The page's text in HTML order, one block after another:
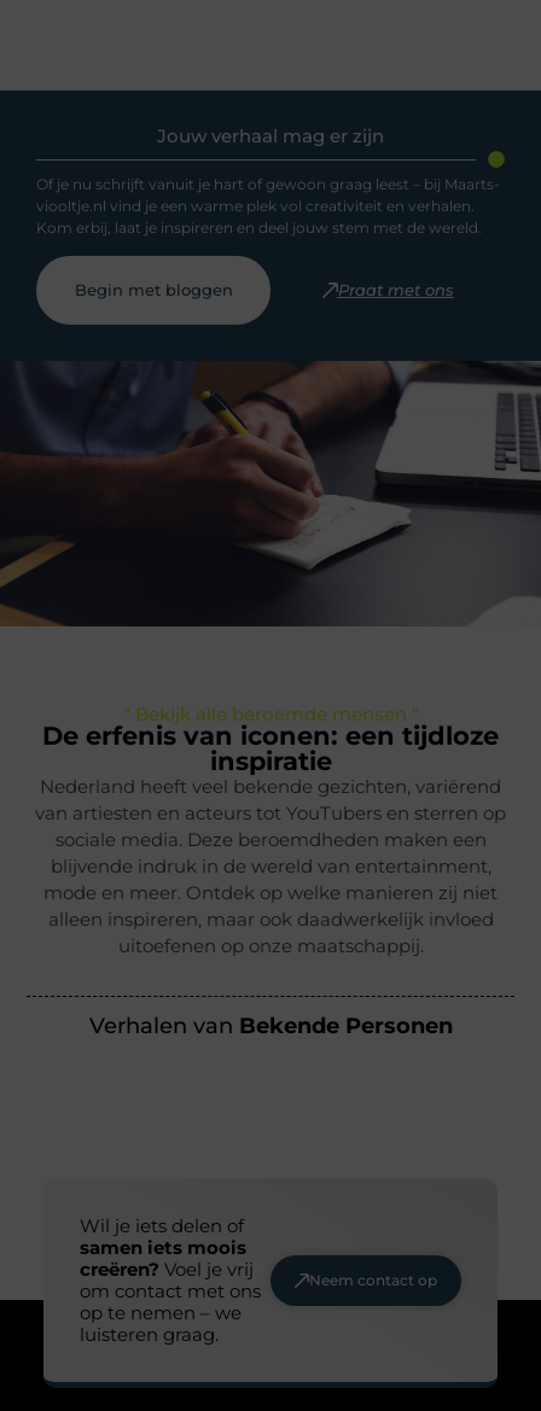
Jouw verhaal mag er zijn
Of je nu schrijft vanuit je hart of gewoon graag leest – bij Maarts-
viooltje.nl vind je een warme plek vol creativiteit en verhalen.
Kom erbij, laat je inspireren en deel jouw stem met de wereld.
Begin met bloggen Praat met ons
" Bekijk alle beroemde mensen "
De erfenis van iconen: een tijdloze
inspiratie
Nederland heeft veel bekende gezichten, variërend
van artiesten en acteurs tot YouTubers en sterren op
sociale media. Deze beroemdheden maken een
blijvende indruk in de wereld van entertainment,
mode en meer. Ontdek op welke manieren zij niet
alleen inspireren, maar ook daadwerkelijk invloed
uitoefenen op onze maatschappij.
Verhalen van Bekende Personen
Wil je iets delen of
samen iets moois
creëren? Voel je vrij
om contact met ons
op te nemen – we
luisteren graag.
Neem contact op